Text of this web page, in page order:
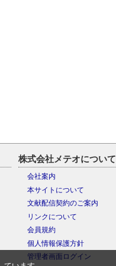
株式会社メテオについて
会社案内
本サイトについて
文献配信契約のご案内
リンクについて
会員規約
個人情報保護方針
管理者画面ログイン